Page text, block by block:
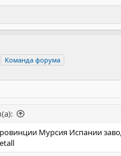
Команда форума
Мурсия Испании